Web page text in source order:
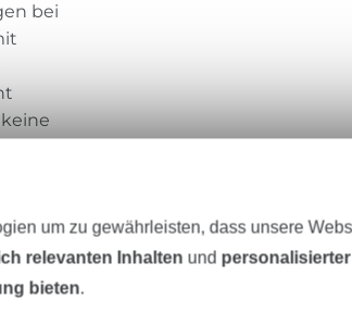
bei
um zu gewährleisten, dass unsere
relevanten Inhalten und
bieten.